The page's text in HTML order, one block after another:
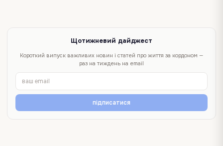
Щотижневий дайджест
Короткий випуск важливих новин і статей про життя за кордоном —
раз на тиждень на email
підписатися